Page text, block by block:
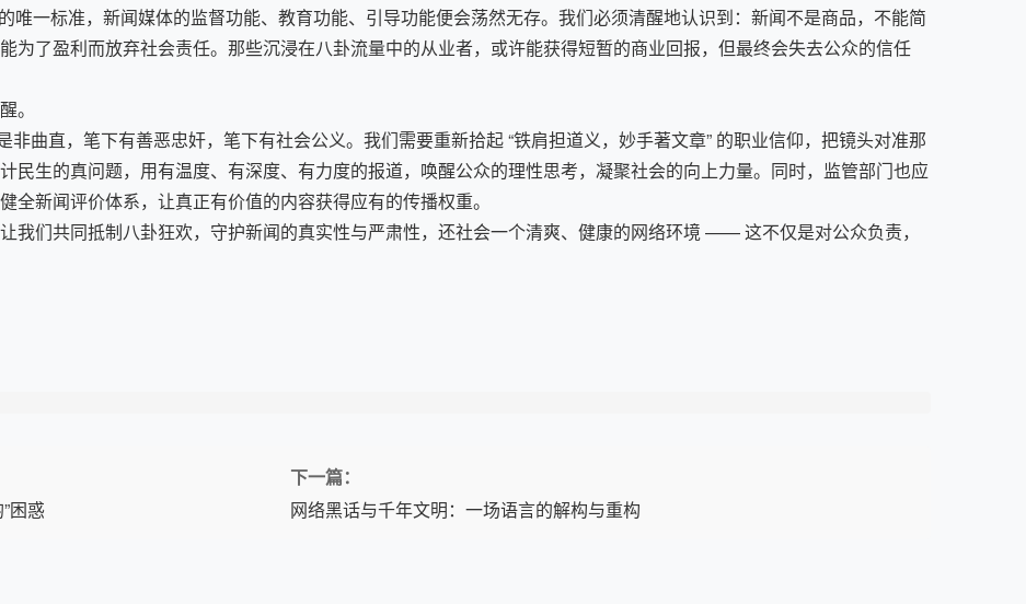
唯一标准，新闻媒体的监督功能、教育功能、引导功能便会荡然无存。我们必须清醒地认识到：新闻不是商品，不能简
为了盈利而放弃社会责任。那些沉浸在八卦流量中的从业者，或许能获得短暂的商业回报，但最终会失去公众的信任
。
曲直，笔下有善恶忠奸，笔下有社会公义。我们需要重新拾起 “铁肩担道义，妙手著文章” 的职业信仰，把镜头对准那
民生的真问题，用有温度、有深度、有力度的报道，唤醒公众的理性思考，凝聚社会的向上力量。同时，监管部门也应
新闻评价体系，让真正有价值的内容获得应有的传播权重。​
我们共同抵制八卦狂欢，守护新闻的真实性与严肃性，还社会一个清爽、健康的网络环境 —— 这不仅是对公众负责，
困惑
下一篇：
网络黑话与千年文明：一场语言的解构与重构